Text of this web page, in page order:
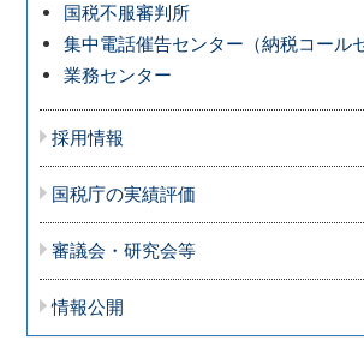
国税不服審判所
集中電話催告センター（納税コール
業務センター
採用情報
国税庁の実績評価
審議会・研究会等
情報公開